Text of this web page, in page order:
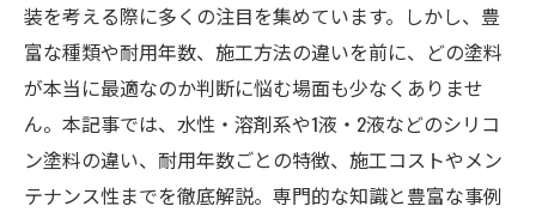
装を考える際に多くの注目を集めています。しかし、豊
富な種類や耐用年数、施工方法の違いを前に、どの塗料
が本当に最適なのか判断に悩む場面も少なくありませ
ん。本記事では、水性・溶剤系や1液・2液などのシリコ
ン塗料の違い、耐用年数ごとの特徴、施工コストやメン
テナンス性までを徹底解説。専門的な知識と豊富な事例